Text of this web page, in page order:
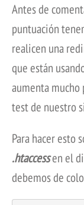
Antes de
puntuación
realicen una
que están
aumenta
test de nuestro
Para hacer esto
.htaccessen el
debemos de